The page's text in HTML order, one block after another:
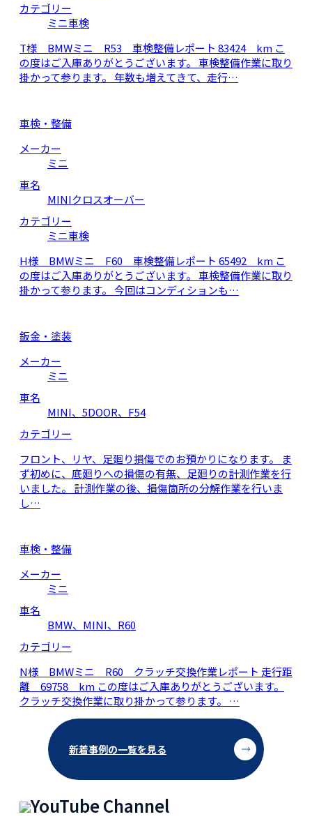
カテゴリー
ミニ車検
T様 BMWミニ R53 車検整備レポート 83424 km こ
の度はご入庫ありがとうございます。 車検整備作業に取り
掛かって参ります。 年数も増えてきて、走行…
車検・整備
メーカー
ミニ
車名
MINIクロスオーバー
カテゴリー
ミニ車検
H様 BMWミニ F60 車検整備レポート 65492 km こ
の度はご入庫ありがとうございます。 車検整備作業に取り
掛かって参ります。 今回はコンディションも…
鈑金・塗装
メーカー
ミニ
車名
MINI、5DOOR、F54
カテゴリー
フロント、リヤ、足廻り損傷でのお預かりになります。 ま
ず初めに、底廻りへの損傷の有無、足廻りの計測作業を行
いました。 計測作業の後、損傷箇所の分解作業を行いま
し…
車検・整備
メーカー
ミニ
車名
BMW、MINI、R60
カテゴリー
N様 BMWミニ R60 クラッチ交換作業レポート 走行距
離 69758 km この度はご入庫ありがとうございます。
クラッチ交換作業に取り掛かって参ります。 …
新着事例の一覧を見る
YouTube Channel